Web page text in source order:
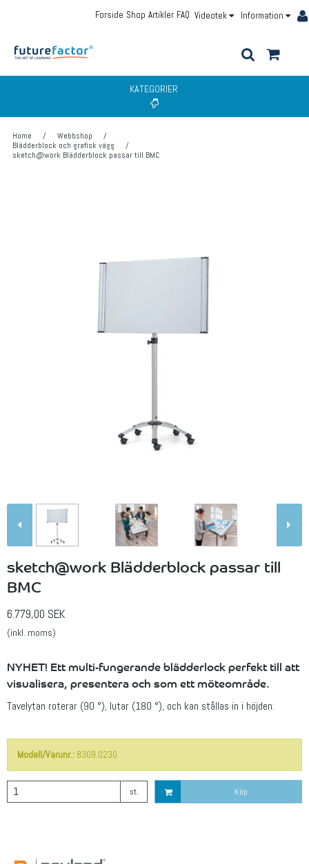
Information
Videotek
FAQ
Artikler
Shop
Forside
KATEGORIER
Home / Webbshop
/
Blädderblock och grafisk vägg
/
sketch@work Blädderblock passar till BMC
sketch@work Blädderblock passar till
BMC
6.779,00 SEK
(inkl. moms)
NYHET! Ett multi-fungerande blädderlock perfekt till att
visualisera, presentera och som ett möteområde.
Tavelytan roterar (90 °), lutar (180 °), och kan stållas in i höjden.
Modell/Varunr.: 8309.0230
st. Köp